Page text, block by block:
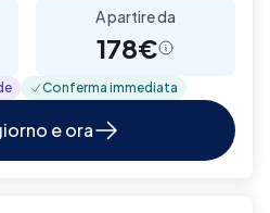
A partire da
178€
Conferma immediata
e ora